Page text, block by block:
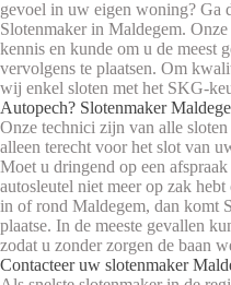
gevoel in uw eigen woning? Ga
Slotenmaker in Maldegem.
kennis en kunde om u de meest
vervolgens te plaatsen. Om
wij enkel sloten met het SKG-
Autopech? Slotenmaker
Onze technici zijn van alle
alleen terecht voor het slot van
Moet u dringend op een
autosleutel niet meer op zak
in of rond Maldegem, dan komt
plaatse. In de meeste gevallen
zodat u zonder zorgen de baan
Contacteer uw slotenmaker